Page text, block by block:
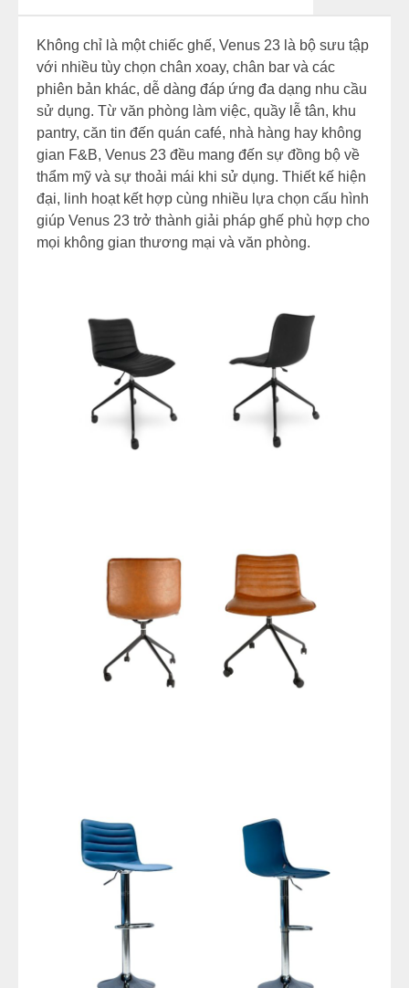
Không chỉ là một chiếc ghế, Venus 23 là bộ sưu tập
với nhiều tùy chọn chân xoay, chân bar và các
phiên bản khác, dễ dàng đáp ứng đa dạng nhu cầu
sử dụng. Từ văn phòng làm việc, quầy lễ tân, khu
pantry, căn tin đến quán café, nhà hàng hay không
gian F&B, Venus 23 đều mang đến sự đồng bộ về
thẩm mỹ và sự thoải mái khi sử dụng. Thiết kế hiện
đại, linh hoạt kết hợp cùng nhiều lựa chọn cấu hình
giúp Venus 23 trở thành giải pháp ghế phù hợp cho
mọi không gian thương mại và văn phòng.